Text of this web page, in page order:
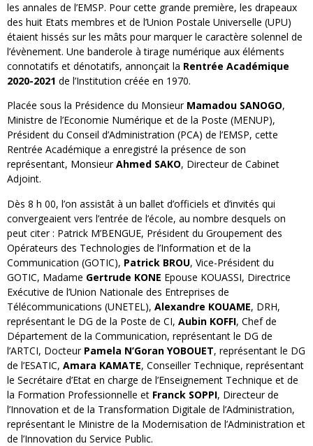
les annales de l’EMSP. Pour cette grande première, les drapeaux
des huit Etats membres et de l’Union Postale Universelle (UPU)
étaient hissés sur les mâts pour marquer le caractère solennel de
l’évènement. Une banderole à tirage numérique aux éléments
connotatifs et dénotatifs, annonçait la Rentrée Académique
2020-2021 de l’Institution créée en 1970.
Placée sous la Présidence du Monsieur Mamadou SANOGO,
Ministre de l’Economie Numérique et de la Poste (MENUP),
Président du Conseil d’Administration (PCA) de l’EMSP, cette
Rentrée Académique a enregistré la présence de son
représentant, MonsieurAhmed SAKO, Directeur de Cabinet
Adjoint.
Dès 8 h 00, l’on assistât à un ballet d’officiels et d’invités qui
convergeaient vers l’entrée de l’école, au nombre desquels on
peut citer : Patrick M’BENGUE, Président du Groupement des
Opérateurs des Technologies de l’Information et de la
Communication (GOTIC), Patrick BROU, Vice-Président du
GOTIC, Madame Gertrude KONE Epouse KOUASSI, Directrice
Exécutive de l’Union Nationale des Entreprises de
Télécommunications (UNETEL), Alexandre KOUAME, DRH,
représentant le DG de la Poste de CI, Aubin KOFFI, Chef de
Département de la Communication, représentant le DG de
l’ARTCI, Docteur Pamela N’Goran YOBOUET, représentant le DG
de l’ESATIC, Amara KAMATE, Conseiller Technique, représentant
le Secrétaire d’Etat en charge de l’Enseignement Technique et de
la Formation Professionnelle et Franck SOPPI, Directeur de
l’Innovation et de la Transformation Digitale de l’Administration,
représentant le Ministre de la Modernisation de l’Administration et
de l’Innovation du Service Public.